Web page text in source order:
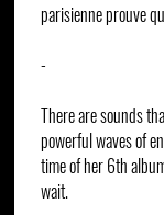
parisienne prouve
-
There are sounds
powerful waves of
time of her 6th
wait.